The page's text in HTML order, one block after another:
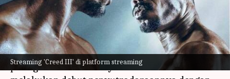
Streaming 'Creed III' di platform streaming
menulis Bob May 26, 2023 01:29 pm
Apa ceritanya
Michael B Jordan adalah salah satu wajah
paling terkenal di Hollywood. Aktor tersebut